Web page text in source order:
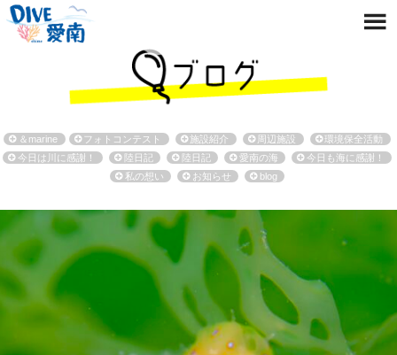
＆marine フォトコンテスト 施設紹介 周辺施設
環境保全活動
今日は川に感謝！
陸日記 陸日記 愛南の海
今日も海に感謝！
私の想い
お知らせ blog